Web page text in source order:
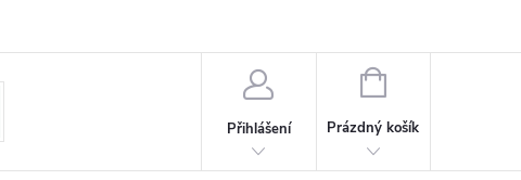
Přihlášení
NÁKUPNÍ
Prázdný košík